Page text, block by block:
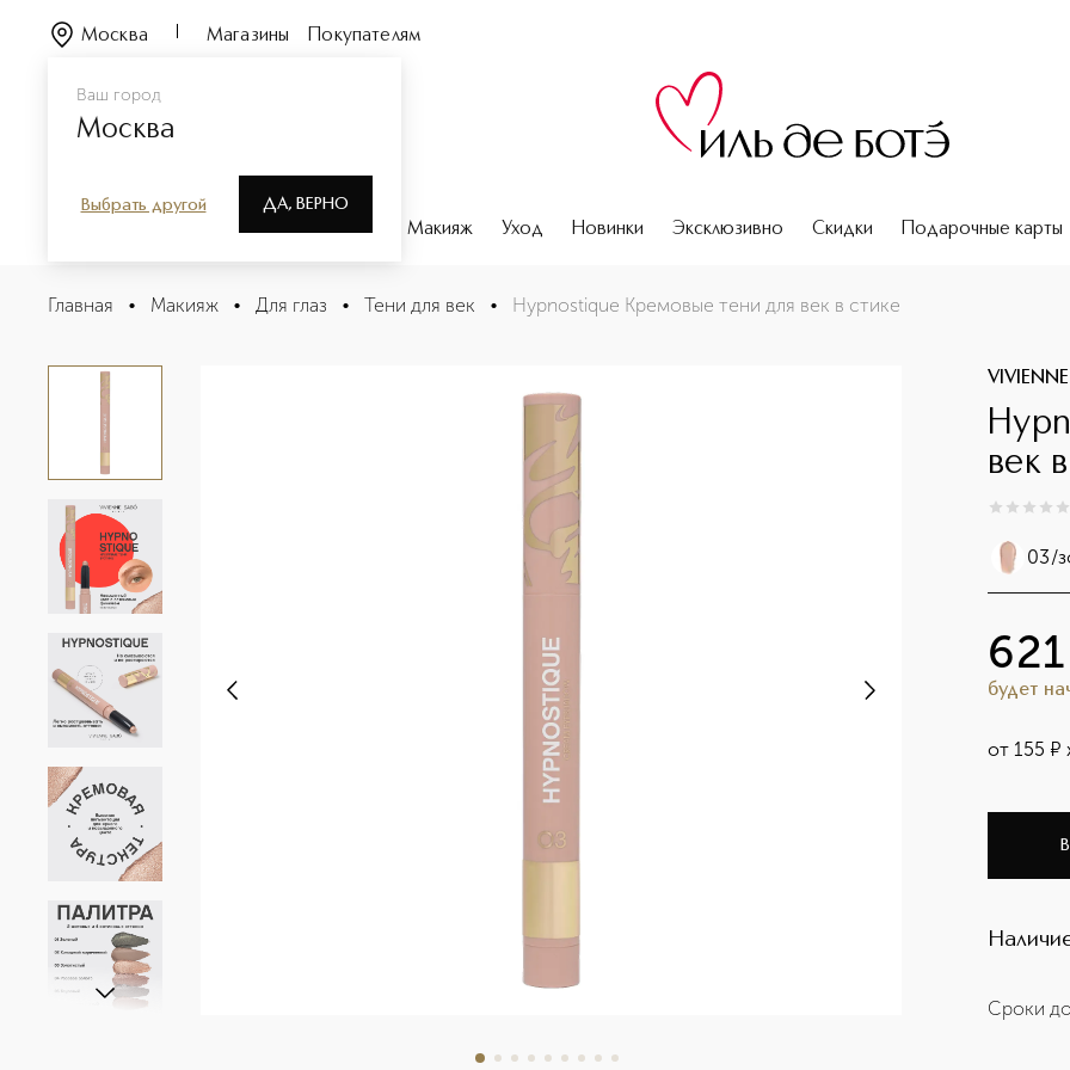
Ваш город
Москва
Выбрать другой ДА, ВЕРНО
Москва Магазины Покупателям
Парфюмерия Макияж Уход Новинки Эксклюзивно Скидки Подарочные карты
Hypnostique Кремовые тени для век в стике
Описание
Главная • Макияж • Для глаз • Тени для век • Hypnostique Кремовые тени для век в стике
век
0из 0
03/
621
будет
от 155 ¤
Сроки